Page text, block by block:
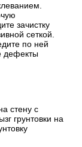
зачистку
сеткой.
по ней
дефекты
стену с
грунтовки на